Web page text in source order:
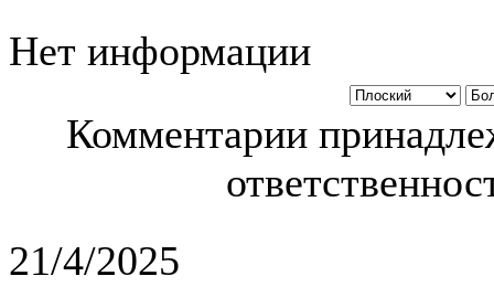
Нет информации
Комментарии
21/4/2025